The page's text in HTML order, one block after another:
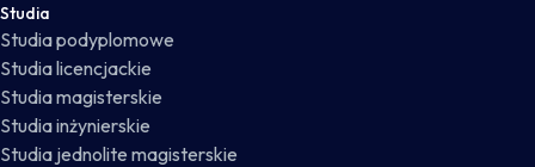
Studia
Studia podyplomowe
Studia licencjackie
Studia magisterskie
Studia inżynierskie
Studia jednolite magisterskie